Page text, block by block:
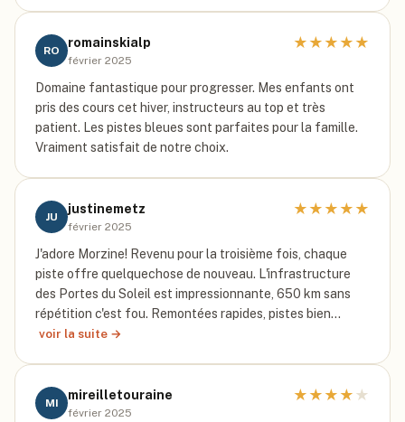
RO
romainskialp
février 2025
★ ★ ★ ★ ★
Domaine fantastique pour progresser. Mes enfants ont
pris des cours cet hiver, instructeurs au top et très
patient. Les pistes bleues sont parfaites pour la famille.
Vraiment satisfait de notre choix.
JU
justinemetz
février 2025
★ ★ ★ ★ ★
J'adore Morzine! Revenu pour la troisième fois, chaque
piste offre quelquechose de nouveau. L'infrastructure
des Portes du Soleil est impressionnante, 650 km sans
répétition c'est fou. Remontées rapides, pistes bien…
voir la suite →
MI
mireilletouraine
février 2025
★ ★ ★ ★ ★